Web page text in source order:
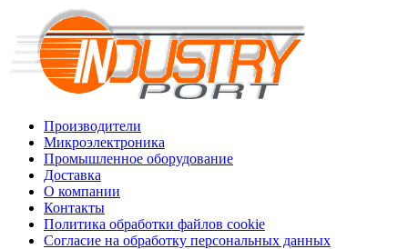
Производители
Микроэлектроника
Промышленное оборудование
Доставка
О компании
Контакты
Политика обработки файлов cookie
Согласие на обработку персональных данных